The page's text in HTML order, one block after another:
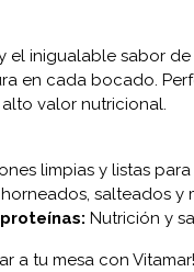
el inigualable sabor
en cada bocado.
valor nutricional.
limpias y listas
horneados, salteados y
Nutrición y
a tu mesa con Vitamar!